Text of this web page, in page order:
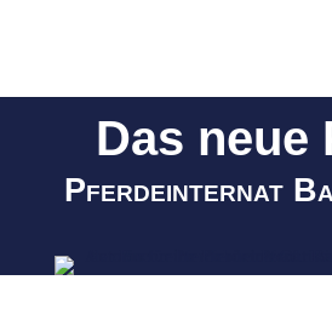
Das neue
Pferdeinternat